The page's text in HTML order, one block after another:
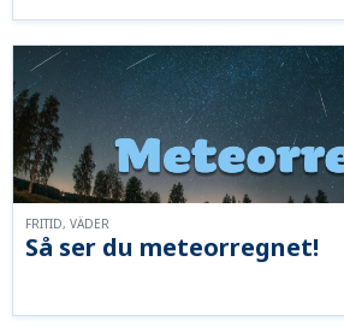
Så ser du meteorregnet!
FRITID, VÄDER